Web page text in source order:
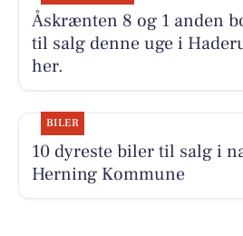
Åskrænten 8 og 1 anden
til salg denne uge i
her.
BILER
10 dyreste biler til salg i
Herning Kommune